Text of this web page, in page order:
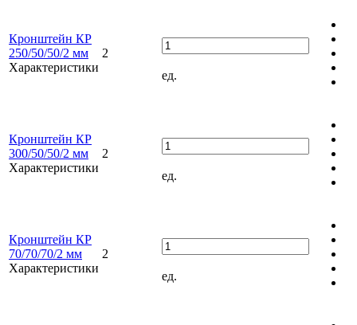
Кронштейн КР
250/50/50/2 мм
Характеристики
2
ед.
Кронштейн КР
300/50/50/2 мм
Характеристики
2
ед.
Кронштейн КР
70/70/70/2 мм
Характеристики
2
ед.